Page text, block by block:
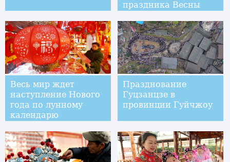
праздника Весны
Весь мир ждет
наступление Нового
года по лунному
календарю
Празднование
Гуцзанцзе в
провинции Гуйчжоу